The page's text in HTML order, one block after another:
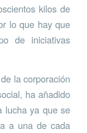
kilos de
lo que hay que
de iniciativas
la corporación
ha añadido
lucha ya que se
a una de cada